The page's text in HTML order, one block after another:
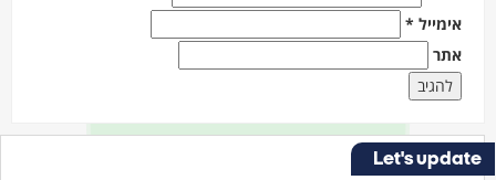
אימייל*
אתר
Let's update